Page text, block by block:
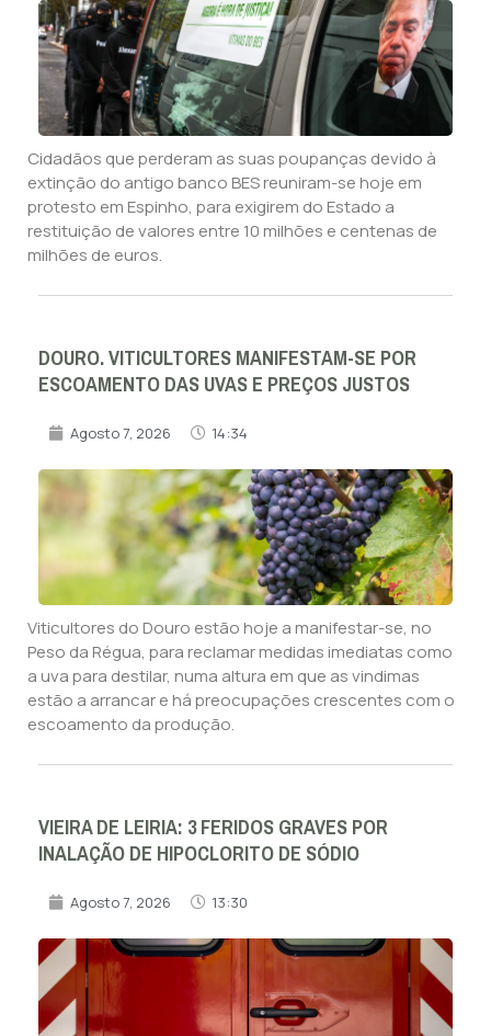
Cidadãos que perderam as suas poupanças devido à
extinção do antigo banco BES reuniram-se hoje em
protesto em Espinho, para exigirem do Estado a
restituição de valores entre 10 milhões e centenas de
milhões de euros.
DOURO. VITICULTORES MANIFESTAM-SE POR
ESCOAMENTO DAS UVAS E PREÇOS JUSTOS
Agosto 7, 2026 14:34
Viticultores do Douro estão hoje a manifestar-se, no
Peso da Régua, para reclamar medidas imediatas como
a uva para destilar, numa altura em que as vindimas
estão a arrancar e há preocupações crescentes com o
escoamento da produção.
VIEIRA DE LEIRIA: 3 FERIDOS GRAVES POR
INALAÇÃO DE HIPOCLORITO DE SÓDIO
Agosto 7, 2026 13:30